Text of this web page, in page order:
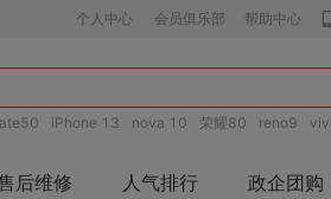
个人中心 会员俱乐部 帮助中心
iPhone 13 nova 10 荣耀80 reno9
后维修 人气排行 政企团购